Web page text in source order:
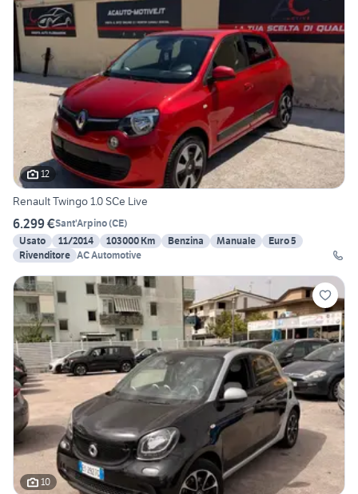
12
Renault Twingo 1.0 SCe Live
6.299 €Sant'Arpino(CE)
Usato
11/2014 103000 Km Benzina Manuale
Euro 5
Rivenditore AC Automotive
10